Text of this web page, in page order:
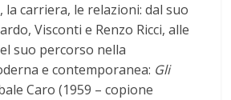
la carriera, le relazioni: dal suo
Visconti e Renzo Ricci, alle
suo percorso nella
e contemporanea: Gli
Caro (1959 – copione